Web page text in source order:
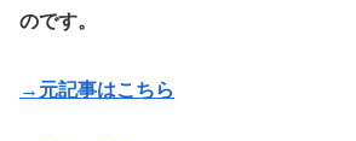
のです。
→元記事はこちら